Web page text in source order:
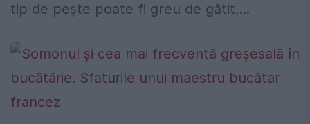
tip de pește poate fi greu de gătit,...